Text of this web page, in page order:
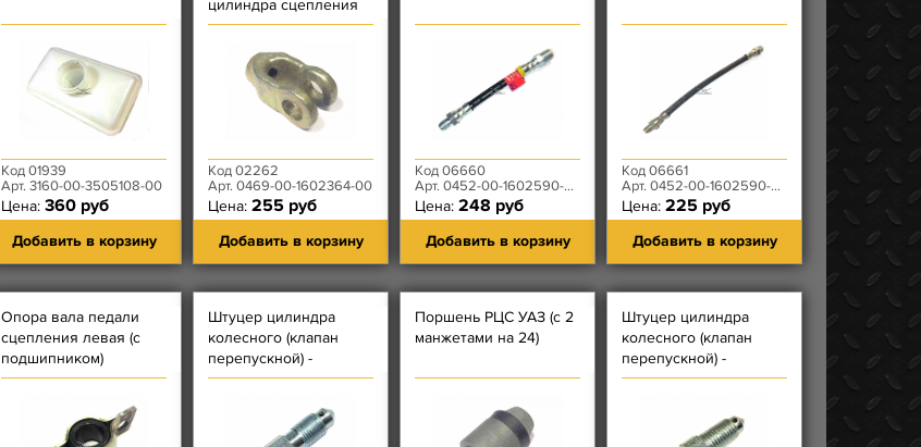
Код 01939
Арт. 3160-00-3505108-00
Цена: 360 руб
Добавить в корзину
цилиндра сцепления
469 металлическая
Код 02262
Арт. 0469-00-1602364-00
Цена: 255 руб
Добавить в корзину
Код 06660
Арт. 0452-00-1602590-00
Цена: 248 руб
Добавить в корзину
Код 06661
Арт. 0452-00-1602590-00
Цена: 225 руб
Добавить в корзину
Опора вала педали
сцепления левая (с
подшипником)
Штуцер цилиндра
колесного (клапан
перепускной) -
МЕЛКАЯ РЕЗЬБА -
Поршень РЦС УАЗ (с 2
манжетами на 24)
Штуцер цилиндра
колесного (клапан
перепускной) -
КРУПНАЯ РЕЗЬБА -